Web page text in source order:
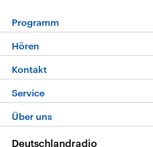
Programm
Programm
Die Nachrichten
Nachrichtenleicht
Neue Beiträge auf dlf.de
Hören
Livestream
Podcasts
Deutschlandfunk App
Nachrichten App
Kontakt
Hörerservice
Service
FAQ
Über uns
Deutschlandradio